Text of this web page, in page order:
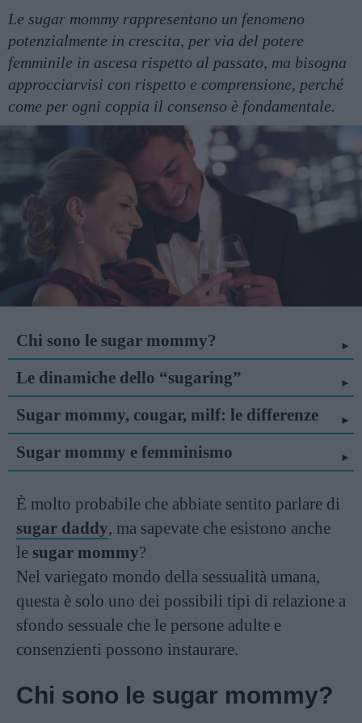
Le sugar mommy rappresentano un fenomeno
potenzialmente in crescita, per via del potere
femminile in ascesa rispetto al passato, ma bisogna
approcciarvisi con rispetto e comprensione, perché
come per ogni coppia il consenso è fondamentale.
Chi sono le sugar mommy?
Le dinamiche dello “sugaring”
Sugar mommy, cougar, milf: le differenze
Sugar mommy e femminismo
È molto probabile che abbiate sentito parlare di
sugar daddy, ma sapevate che esistono anche
le sugar mommy?
Nel variegato mondo della sessualità umana,
questa è solo uno dei possibili tipi di relazione a
sfondo sessuale che le persone adulte e
consenzienti possono instaurare.
Chi sono le sugar mommy?